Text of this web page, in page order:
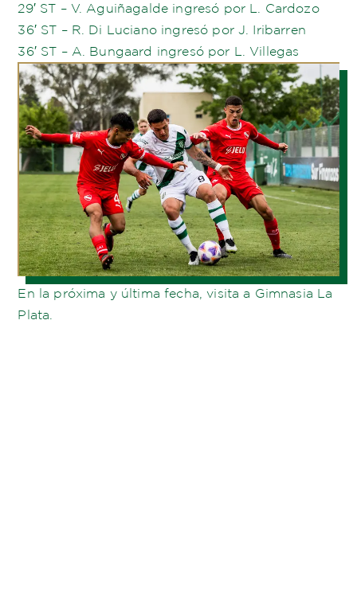
29′ ST – V. Aguiñagalde ingresó por L. Cardozo
36′ ST – R. Di Luciano ingresó por J. Iribarren
36′ ST – A. Bungaard ingresó por L. Villegas
En la próxima y última fecha, visita a Gimnasia La
Plata.